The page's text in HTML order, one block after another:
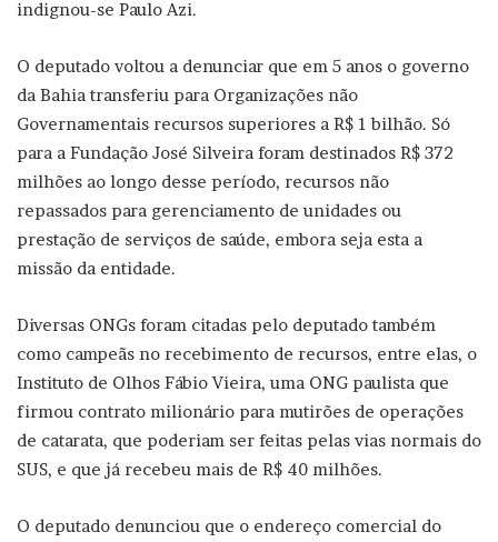
indignou-se Paulo Azi.
O deputado voltou a denunciar que em 5 anos o governo
da Bahia transferiu para Organizações não
Governamentais recursos superiores a R$ 1 bilhão. Só
para a Fundação José Silveira foram destinados R$ 372
milhões ao longo desse período, recursos não
repassados para gerenciamento de unidades ou
prestação de serviços de saúde, embora seja esta a
missão da entidade.
Diversas ONGs foram citadas pelo deputado também
como campeãs no recebimento de recursos, entre elas, o
Instituto de Olhos Fábio Vieira, uma ONG paulista que
firmou contrato milionário para mutirões de operações
de catarata, que poderiam ser feitas pelas vias normais do
SUS, e que já recebeu mais de R$ 40 milhões.
O deputado denunciou que o endereço comercial do